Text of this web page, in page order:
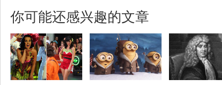
你可能还感兴趣的文章